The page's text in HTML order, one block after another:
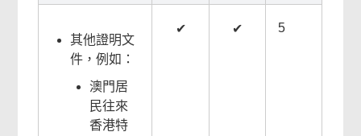
其他證明文
件，例如：
澳門居
民往來
香港特
✔ ✔ 5